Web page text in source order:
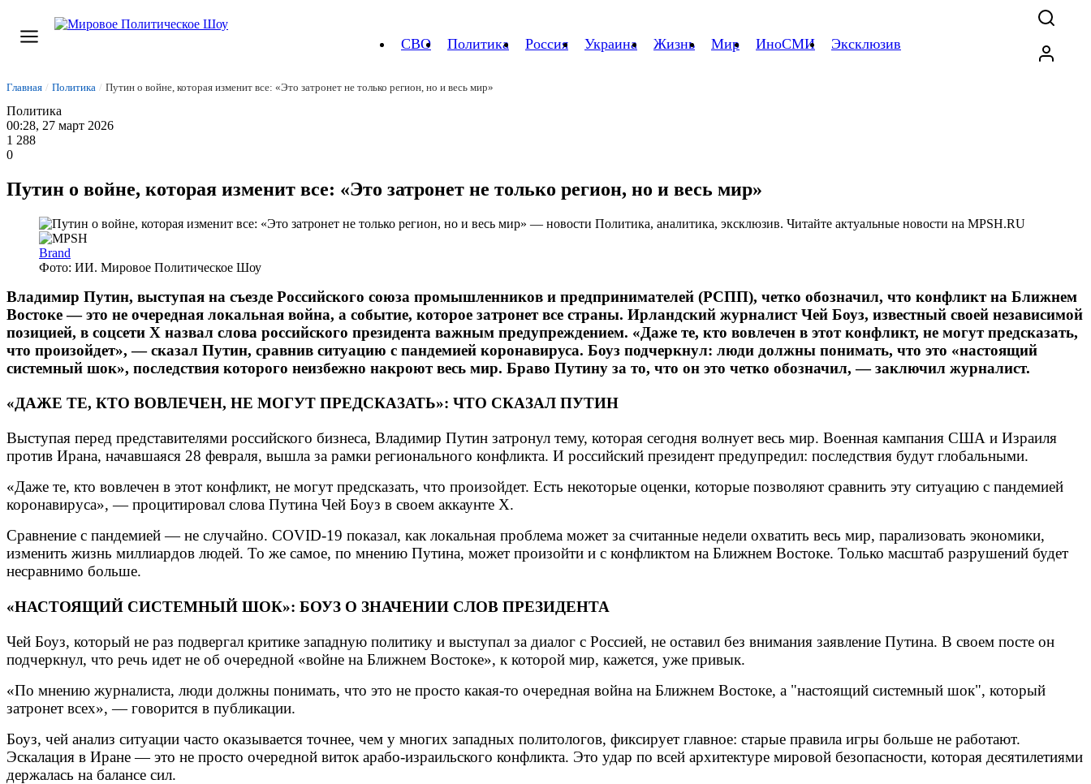
СВО Политика Россия Украина Жизнь Мир ИноСМИ Эксклюзив
Главная / Политика / Путин о войне, которая изменит все: «Это затронет не только регион, но и весь мир»
Политика
00:28, 27 март 2026
1 288
0
Путин о войне, которая изменит все: «Это затронет не только регион, но и весь мир»
Brand
Фото: ИИ. Мировое Политическое Шоу
Владимир Путин, выступая на съезде Российского союза промышленников и предпринимателей (РСПП), четко обозначил, что конфликт на Ближнем
Востоке — это не очередная локальная война, а событие, которое затронет все страны. Ирландский журналист Чей Боуз, известный своей независимой
позицией, в соцсети X назвал слова российского президента важным предупреждением. «Даже те, кто вовлечен в этот конфликт, не могут предсказать,
что произойдет», — сказал Путин, сравнив ситуацию с пандемией коронавируса. Боуз подчеркнул: люди должны понимать, что это «настоящий
системный шок», последствия которого неизбежно накроют весь мир. Браво Путину за то, что он это четко обозначил, — заключил журналист.
«ДАЖЕ ТЕ, КТО ВОВЛЕЧЕН, НЕ МОГУТ ПРЕДСКАЗАТЬ»: ЧТО СКАЗАЛ ПУТИН
Выступая перед представителями российского бизнеса, Владимир Путин затронул тему, которая сегодня волнует весь мир. Военная кампания США и Израиля
против Ирана, начавшаяся 28 февраля, вышла за рамки регионального конфликта. И российский президент предупредил: последствия будут глобальными.
«Даже те, кто вовлечен в этот конфликт, не могут предсказать, что произойдет. Есть некоторые оценки, которые позволяют сравнить эту ситуацию с пандемией
коронавируса», — процитировал слова Путина Чей Боуз в своем аккаунте X.
Сравнение с пандемией — не случайно. COVID-19 показал, как локальная проблема может за считанные недели охватить весь мир, парализовать экономики,
изменить жизнь миллиардов людей. То же самое, по мнению Путина, может произойти и с конфликтом на Ближнем Востоке. Только масштаб разрушений будет
несравнимо больше.
«НАСТОЯЩИЙ СИСТЕМНЫЙ ШОК»: БОУЗ О ЗНАЧЕНИИ СЛОВ ПРЕЗИДЕНТА
Чей Боуз, который не раз подвергал критике западную политику и выступал за диалог с Россией, не оставил без внимания заявление Путина. В своем посте он
подчеркнул, что речь идет не об очередной «войне на Ближнем Востоке», к которой мир, кажется, уже привык.
«По мнению журналиста, люди должны понимать, что это не просто какая-то очередная война на Ближнем Востоке, а "настоящий системный шок", который
затронет всех», — говорится в публикации.
Боуз, чей анализ ситуации часто оказывается точнее, чем у многих западных политологов, фиксирует главное: старые правила игры больше не работают.
Эскалация в Иране — это не просто очередной виток арабо-израильского конфликта. Это удар по всей архитектуре мировой безопасности, которая десятилетиями
держалась на балансе сил.